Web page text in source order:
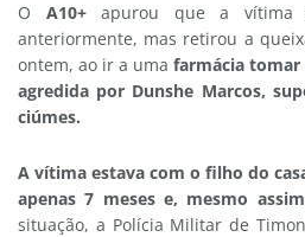
O A10+apurou que a vítima
anteriormente, mas retirou a
ontem, ao ir a uma farmácia
agredida por Dunshe Marcos,
ciúmes.
A vítima estava com o filho do
apenas 7 meses e, mesmo
situação, a Polícia Militar de